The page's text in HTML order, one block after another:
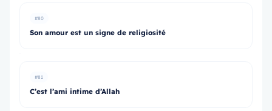
#80
Son amour est un signe de religiosité
#81
C’est l’ami intime d’Allah